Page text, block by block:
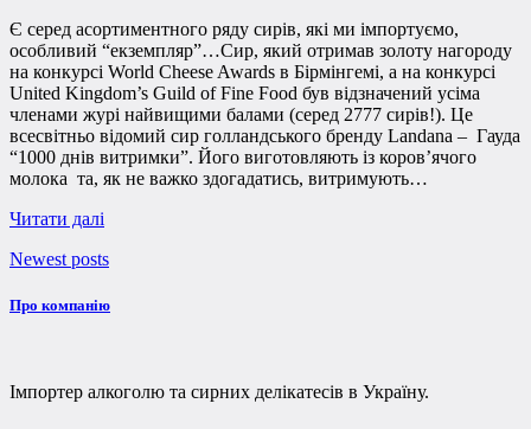
Є серед асортиментного ряду сирів, які ми імпортуємо,
особливий “екземпляр”…Сир, який отримав золоту нагороду
на конкурсі World Cheese Awards в Бірмінгемі, а на конкурсі
United Kingdom’s Guild of Fine Food був відзначений усіма
членами журі найвищими балами (серед 2777 сирів!). Це
всесвітньо відомий сир голландського бренду Landana – Гауда
“1000 днів витримки”. Його виготовляють із коров’ячого
молока та, як не важко здогадатись, витримують…
Читати далі
Newest posts
Про компанію
Імпортер алкоголю та сирних делікатесів в Україну.